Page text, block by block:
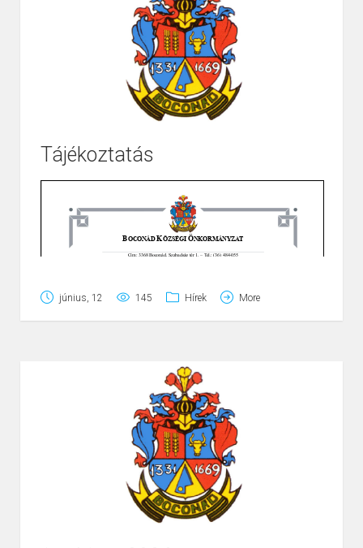
Jelentkezéseket várjuk önéletrajzzal az
ugyfelszolgalatheves@szelektivkft.hu e-mail címre,
3360 Heves, Károlyi Mihály utca 15.
szám alatti telephelyünkön.
Telefonon: +36 70 777 3780
Tájékoztatás
június, 12 145 Hírek More